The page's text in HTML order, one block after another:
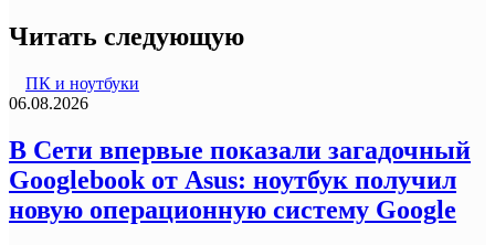
Читать следующую
ПК и ноутбуки
06.08.2026
В Сети впервые показали загадочный
Googlebook от Asus: ноутбук получил
новую операционную систему Google